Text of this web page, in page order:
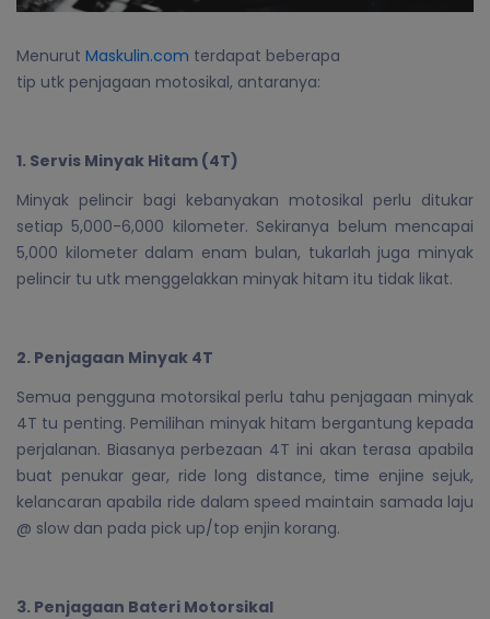
Menurut Maskulin.com terdapat beberapa
tip utk penjagaan motosikal, antaranya:
1. Servis Minyak Hitam (4T)
Minyak pelincir bagi kebanyakan motosikal perlu ditukar
setiap 5,000-6,000 kilometer. Sekiranya belum mencapai
5,000 kilometer dalam enam bulan, tukarlah juga minyak
pelincir tu utk menggelakkan minyak hitam itu tidak likat.
2. Penjagaan Minyak 4T
Semua pengguna motorsikal perlu tahu penjagaan minyak
4T tu penting. Pemilihan minyak hitam bergantung kepada
perjalanan. Biasanya perbezaan 4T ini akan terasa apabila
buat penukar gear, ride long distance, time enjine sejuk,
kelancaran apabila ride dalam speed maintain samada laju
@ slow dan pada pick up/top enjin korang.
3. Penjagaan Bateri Motorsikal